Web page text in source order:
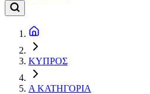
ΚΥΠΡΟΣ
Α ΚΑΤΗΓΟΡΙΑ